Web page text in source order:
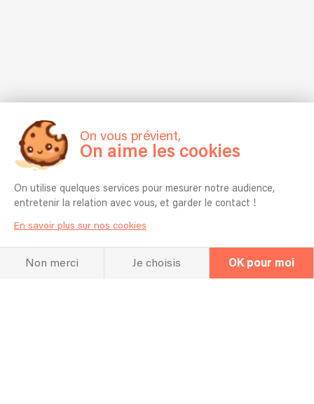
On vous prévient,
On aime les cookies
On utilise quelques services pour mesurer notre audience,
entretenir la relation avec vous, et garder le contact !
En savoir plus sur nos cookies
Non merci Je choisis OK pour moi